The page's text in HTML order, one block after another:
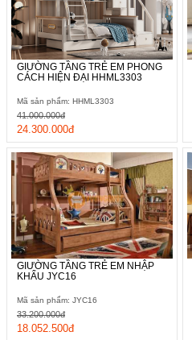
GIƯỜNG TẦNG TRẺ EM PHONG
CÁCH HIỆN ĐẠI HHML3303
Mã sản phẩm: HHML3303
24.300.000đ
41.000.000đ
GIƯỜNG TẦNG TRẺ EM NHẬP
KHẨU JYC16
Mã sản phẩm: JYC16
18.052.500đ
33.200.000đ